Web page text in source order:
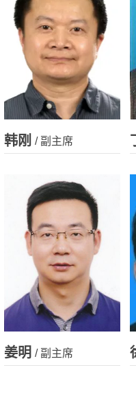
韩刚 / 副主席
姜明 / 副主席